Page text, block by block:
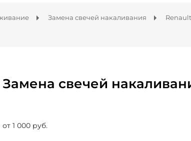
Замена свечей накаливания Renault
Замена свечей
от 1 000 руб.